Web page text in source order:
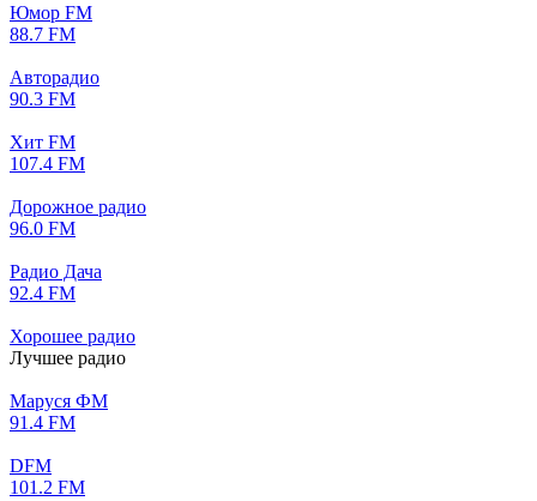
Юмор FM
88.7 FM
Авторадио
90.3 FM
Хит FM
107.4 FM
Дорожное радио
96.0 FM
Радио Дача
92.4 FM
Хорошее радио
Лучшее радио
Маруся ФМ
91.4 FM
DFM
101.2 FM